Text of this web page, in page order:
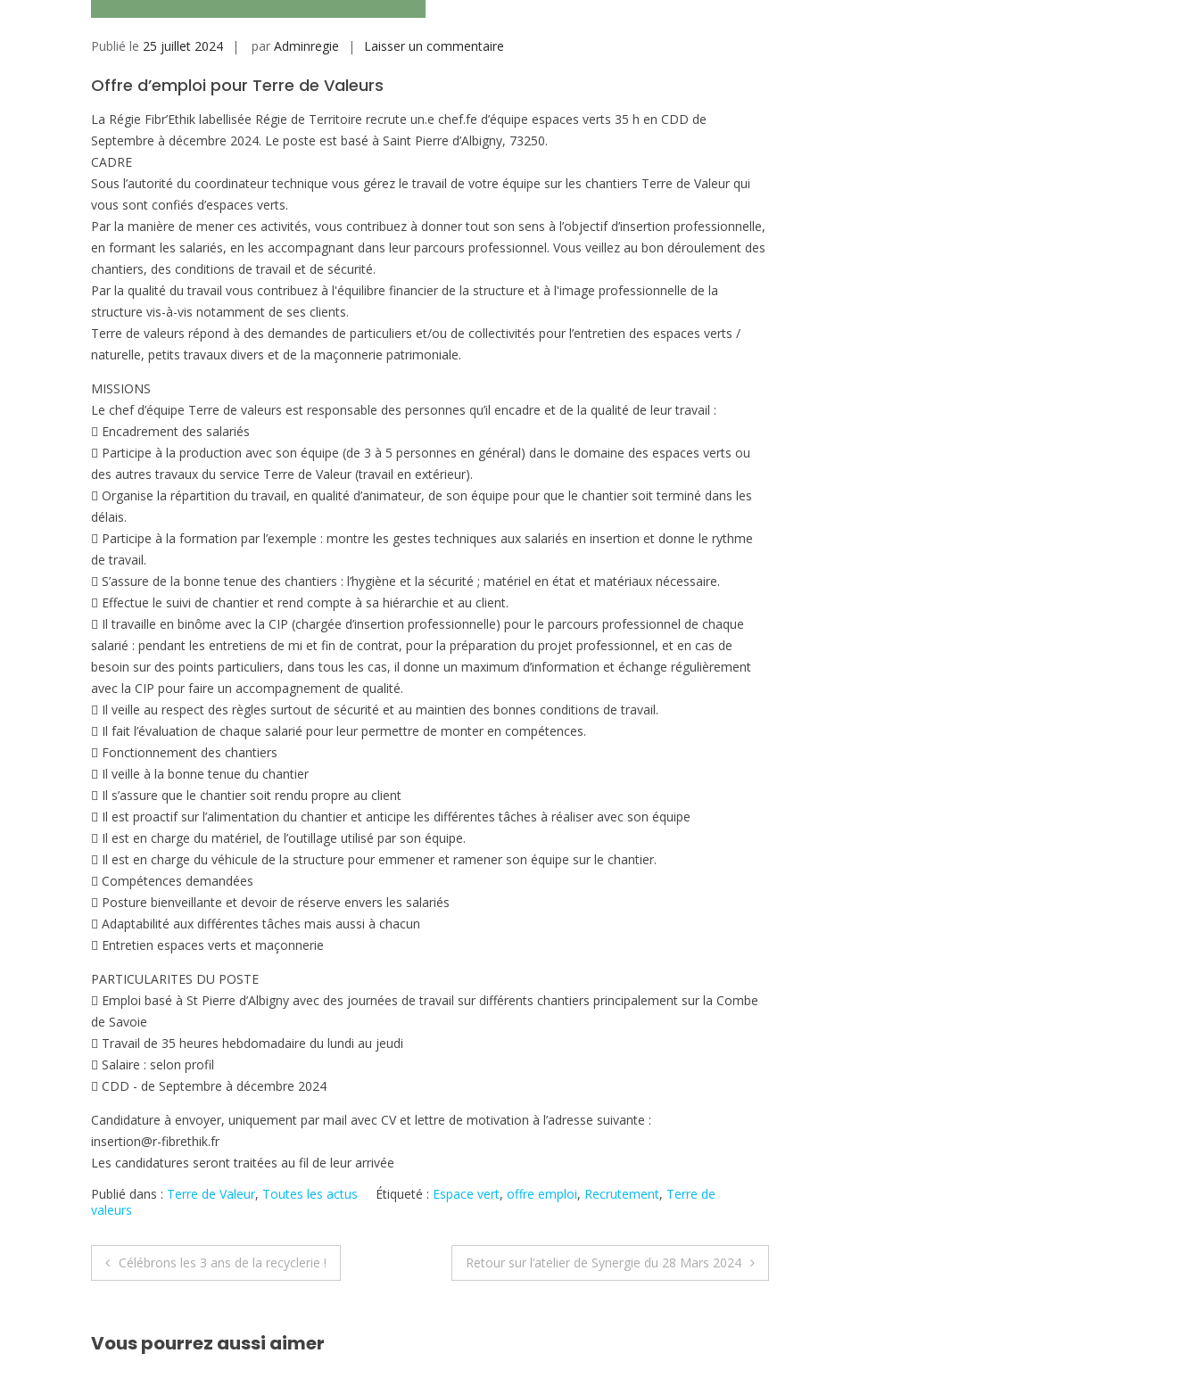
Publié le 25 juillet 2024 par Adminregie Laisser un commentaire
un.e
chef.fe
espaces
Offre d’emploi pour Terre de Valeurs
La Régie Fibr’Ethik labellisée Régie de Territoire recrute un.e chef.fe d’équipe espaces verts 35 h en CDD de
Septembre à décembre 2024. Le poste est basé à Saint Pierre d’Albigny, 73250.
CADRE
Sous l’autorité du coordinateur technique vous gérez le travail de votre équipe sur les chantiers Terre de Valeur qui
vous sont confiés d’espaces verts.
Par la manière de mener ces activités, vous contribuez à donner tout son sens à l’objectif d’insertion professionnelle,
en formant les salariés, en les accompagnant dans leur parcours professionnel. Vous veillez au bon déroulement des
chantiers, des conditions de travail et de sécurité.
Par la qualité du travail vous contribuez à l'équilibre financier de la structure et à l'image professionnelle de la
structure vis-à-vis notamment de ses clients.
Terre de valeurs répond à des demandes de particuliers et/ou de collectivités pour l’entretien des espaces verts /
naturelle, petits travaux divers et de la maçonnerie patrimoniale.
MISSIONS
Le chef d’équipe Terre de valeurs est responsable des personnes qu’il encadre et de la qualité de leur travail :
 Encadrement des salariés
 Participe à la production avec son équipe (de 3 à 5 personnes en général) dans le domaine des espaces verts ou
des autres travaux du service Terre de Valeur (travail en extérieur).
 Organise la répartition du travail, en qualité d’animateur, de son équipe pour que le chantier soit terminé dans les
délais.
 Participe à la formation par l’exemple : montre les gestes techniques aux salariés en insertion et donne le rythme
de travail.
 S’assure de la bonne tenue des chantiers : l’hygiène et la sécurité ; matériel en état et matériaux nécessaire.
 Effectue le suivi de chantier et rend compte à sa hiérarchie et au client.
 Il travaille en binôme avec la CIP (chargée d’insertion professionnelle) pour le parcours professionnel de chaque
salarié : pendant les entretiens de mi et fin de contrat, pour la préparation du projet professionnel, et en cas de
besoin sur des points particuliers, dans tous les cas, il donne un maximum d’information et échange régulièrement
avec la CIP pour faire un accompagnement de qualité.
 Il veille au respect des règles surtout de sécurité et au maintien des bonnes conditions de travail.
 Il fait l’évaluation de chaque salarié pour leur permettre de monter en compétences.
 Fonctionnement des chantiers
 Il veille à la bonne tenue du chantier
 Il s’assure que le chantier soit rendu propre au client
 Il est proactif sur l’alimentation du chantier et anticipe les différentes tâches à réaliser avec son équipe
 Il est en charge du matériel, de l’outillage utilisé par son équipe.
 Il est en charge du véhicule de la structure pour emmener et ramener son équipe sur le chantier.
 Compétences demandées
 Posture bienveillante et devoir de réserve envers les salariés
 Adaptabilité aux différentes tâches mais aussi à chacun
 Entretien espaces verts et maçonnerie
PARTICULARITES DU POSTE
 Emploi basé à St Pierre d’Albigny avec des journées de travail sur différents chantiers principalement sur la Combe
de Savoie
 Travail de 35 heures hebdomadaire du lundi au jeudi
 Salaire : selon profil
 CDD - de Septembre à décembre 2024
Candidature à envoyer, uniquement par mail avec CV et lettre de motivation à l’adresse suivante :
insertion@r-fibrethik.fr
Les candidatures seront traitées au fil de leur arrivée
Publié dans : Terre de Valeur, Toutes les actus Étiqueté : Espace vert, offre emploi, Recrutement, Terre de
valeurs
Navigation
l’article
Célébrons les 3 ans de la recyclerie ! Retour sur l’atelier de Synergie du 28 Mars 2024
Vous pourrez aussi aimer